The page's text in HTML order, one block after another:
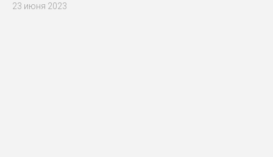
23 июня 2023